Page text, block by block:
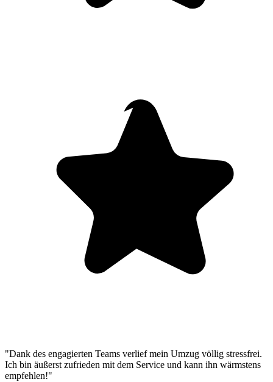
"Dank des engagierten Teams verlief mein Umzug völlig stressfrei.
Ich bin äußerst zufrieden mit dem Service und kann ihn wärmstens
empfehlen!"